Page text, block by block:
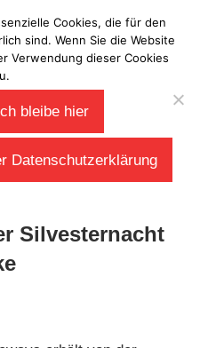
Laberladen
Silvesternacht
Cookies, die für den
sind. Wenn Sie die Website
Verwendung dieser Cookies
bleibe hier
Datenschutzerklärung